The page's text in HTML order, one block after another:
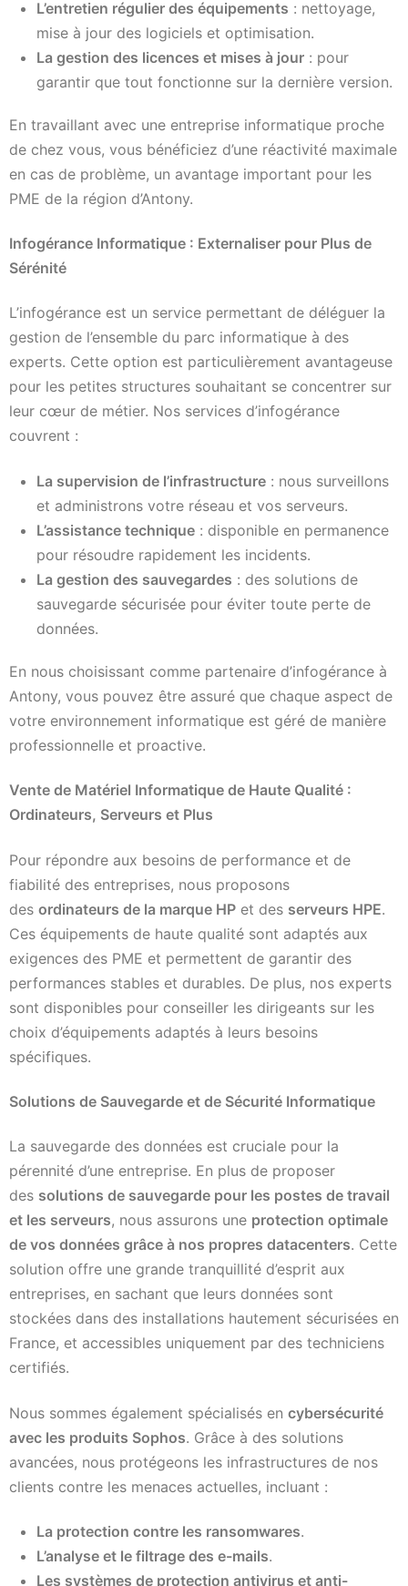
L’entretien régulier des équipements : nettoyage,
mise à jour des logiciels et optimisation.
La gestion des licences et mises à jour : pour
garantir que tout fonctionne sur la dernière version.
En travaillant avec une entreprise informatique proche
de chez vous, vous bénéficiez d’une réactivité maximale
en cas de problème, un avantage important pour les
PME de la région d’Antony.
Infogérance Informatique : Externaliser pour Plus de
Sérénité
L’infogérance est un service permettant de déléguer la
gestion de l’ensemble du parc informatique à des
experts. Cette option est particulièrement avantageuse
pour les petites structures souhaitant se concentrer sur
leur cœur de métier. Nos services d’infogérance
couvrent :
La supervision de l’infrastructure : nous surveillons
et administrons votre réseau et vos serveurs.
L’assistance technique : disponible en permanence
pour résoudre rapidement les incidents.
La gestion des sauvegardes : des solutions de
sauvegarde sécurisée pour éviter toute perte de
données.
En nous choisissant comme partenaire d’infogérance à
Antony, vous pouvez être assuré que chaque aspect de
votre environnement informatique est géré de manière
professionnelle et proactive.
Vente de Matériel Informatique de Haute Qualité :
Ordinateurs, Serveurs et Plus
Pour répondre aux besoins de performance et de
fiabilité des entreprises, nous proposons
des ordinateurs de la marque HP et des serveurs HPE.
Ces équipements de haute qualité sont adaptés aux
exigences des PME et permettent de garantir des
performances stables et durables. De plus, nos experts
sont disponibles pour conseiller les dirigeants sur les
choix d’équipements adaptés à leurs besoins
spécifiques.
Solutions de Sauvegarde et de Sécurité Informatique
La sauvegarde des données est cruciale pour la
pérennité d’une entreprise. En plus de proposer
des solutions de sauvegarde pour les postes de travail
et les serveurs, nous assurons une protection optimale
de vos données grâce à nos propres datacenters. Cette
solution offre une grande tranquillité d’esprit aux
entreprises, en sachant que leurs données sont
stockées dans des installations hautement sécurisées en
France, et accessibles uniquement par des techniciens
certifiés.
Nous sommes également spécialisés en cybersécurité
avec les produits Sophos. Grâce à des solutions
avancées, nous protégeons les infrastructures de nos
clients contre les menaces actuelles, incluant :
La protection contre les ransomwares.
L’analyse et le filtrage des e-mails.
Les systèmes de protection antivirus et anti-